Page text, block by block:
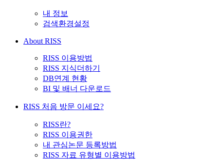
내 정보
검색환경설정
About RISS
RISS 이용방법
RISS 지식더하기
DB연계 현황
BI 및 배너 다운로드
RISS 처음 방문 이세요?
RISS란?
RISS 이용권한
내 관심논문 등록방법
RISS 자료 유형별 이용방법